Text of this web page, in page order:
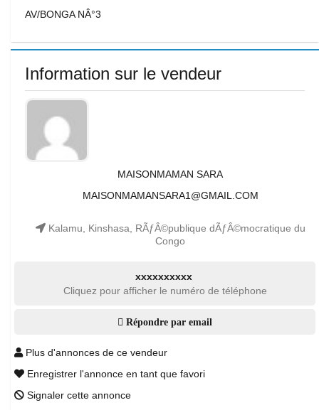
AV/BONGA NÂ°3
Information sur le vendeur
MAISONMAMAN SARA
MAISONMAMANSARA1@GMAIL.COM
Kalamu, Kinshasa, RÃƒÂ©publique dÃƒÂ©mocratique du
Congo
xxxxxxxxxx
Cliquez pour afficher le numéro de téléphone
Répondre par email
Plus d'annonces de ce vendeur
Enregistrer l'annonce en tant que favori
Signaler cette annonce